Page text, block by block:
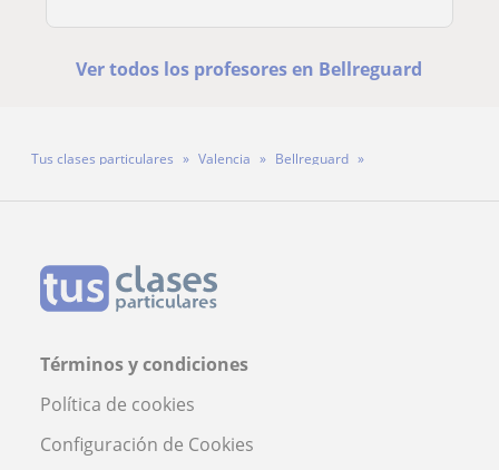
Ver todos los profesores en Bellreguard
Tus clases particulares Valencia
Bellreguard
Términos y condiciones
Política de cookies
Configuración de Cookies